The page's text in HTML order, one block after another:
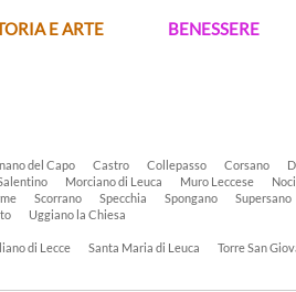
E ARTE BENESSERE
del Capo Castro Collepasso Corsano
Morciano di Leuca Muro Leccese
Scorrano Specchia Spongano Supersano
Uggiano la Chiesa
di Lecce Santa Maria di Leuca Torre San